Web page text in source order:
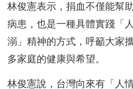
林俊憲表示，捐血不僅能幫
病患，也是一種具體實踐「
溺」精神的方式，呼籲大家
多家庭的健康與希望。
林俊憲說，台灣向來有「人